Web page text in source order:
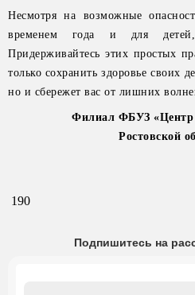
Несмотря на возможные
временем года и для
Придерживайтесь этих простых
только сохранить здоровье своих
но и сбережет вас от лишних
Филиал ФБУЗ «Центр
Ростовской
190
Подпишитесь на